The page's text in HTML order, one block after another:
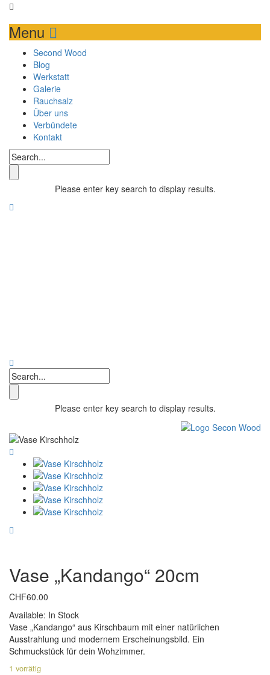
Menu
Second Wood
Blog
Werkstatt
Galerie
Rauchsalz
Über uns
Verbündete
Kontakt
Please enter key search to display results.
Please enter key search to display results.
Vase „Kandango“ 20cm
CHF60.00
Available: In Stock
Vase „Kandango“ aus Kirschbaum mit einer natürlichen
Ausstrahlung und modernem Erscheinungsbild. Ein
Schmuckstück für dein Wohzimmer.
1 vorrätig